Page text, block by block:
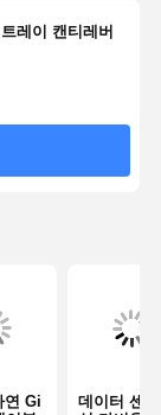
레이 캔티레버
연 Gi
데이터 센